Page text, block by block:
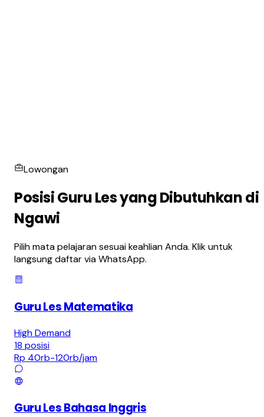
Lowongan
Posisi Guru Les yang Dibutuhkan di
Ngawi
Pilih mata pelajaran sesuai keahlian Anda. Klik untuk
langsung daftar via WhatsApp.
Guru Les Matematika
High Demand
18 posisi
Rp 40rb-120rb/jam
Guru Les Bahasa Inggris